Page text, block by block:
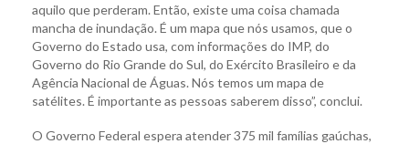
aquilo que perderam. Então, existe uma coisa chamada
mancha de inundação. É um mapa que nós usamos, que o
Governo do Estado usa, com informações do IMP, do
Governo do Rio Grande do Sul, do Exército Brasileiro e da
Agência Nacional de Águas. Nós temos um mapa de
satélites. É importante as pessoas saberem disso”, conclui.
O Governo Federal espera atender 375 mil famílias gaúchas,